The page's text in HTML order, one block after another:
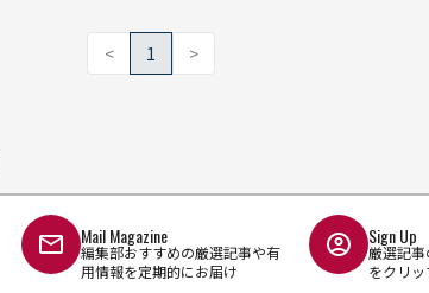
< 1 >
Mail Magazine
編集部おすすめの厳選記事や有
用情報を定期的にお届け
Sign Up
厳選記
をクリ